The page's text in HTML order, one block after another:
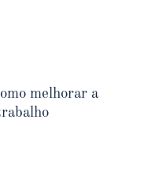
melhorar a